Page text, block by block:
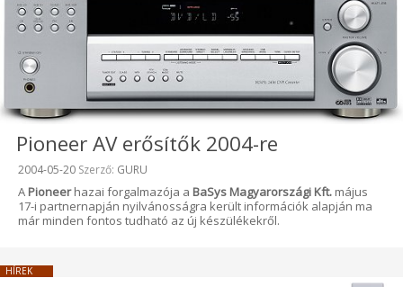
Pioneer AV erősítők 2004-re
Beküldve:
2004-05-20 Szerző: GURU
A Pioneerhazai forgalmazója a BaSys Magyarországi Kft. május
17-i partnernapján nyilvánosságra került információk alapján ma
már minden fontos tudható az új készülékekről.
HÍREK